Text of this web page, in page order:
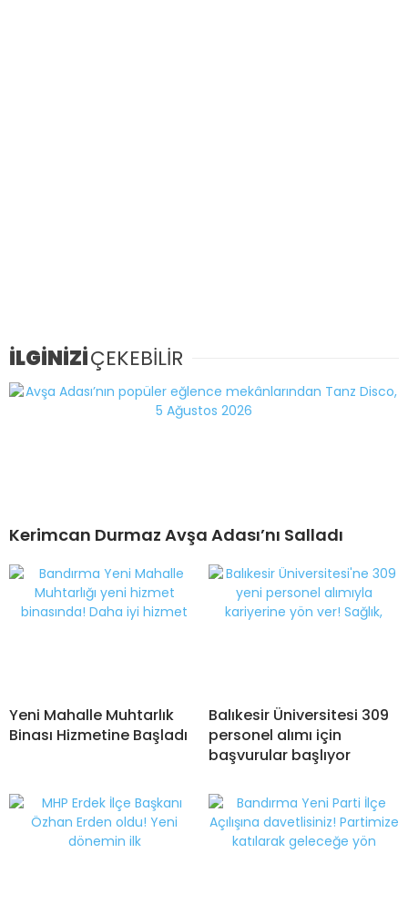
İLGİNİZİÇEKEBİLİR
Kerimcan Durmaz Avşa Adası’nı Salladı
Yeni Mahalle Muhtarlık
Binası Hizmetine Başladı
Balıkesir Üniversitesi 309
personel alımı için
başvurular başlıyor